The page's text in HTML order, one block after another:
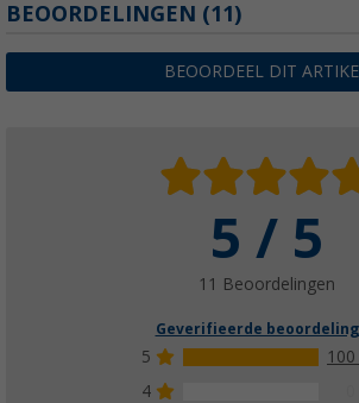
BEOORDELINGEN (11)
BEOORDEEL DIT
5 / 5
11 Beoordelingen
Geverifieerde
5
100
4